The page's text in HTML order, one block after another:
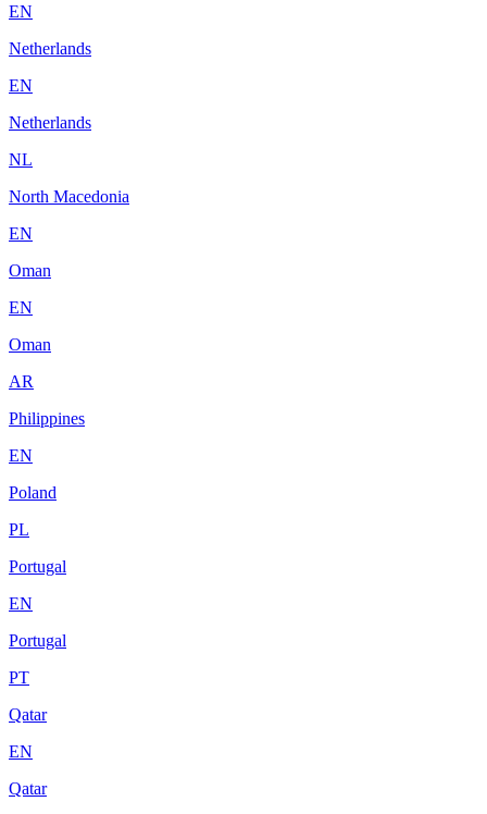
EN
Netherlands
EN
Netherlands
NL
North Macedonia
EN
Oman
EN
Oman
AR
Philippines
EN
Poland
PL
Portugal
EN
Portugal
PT
Qatar
EN
Qatar